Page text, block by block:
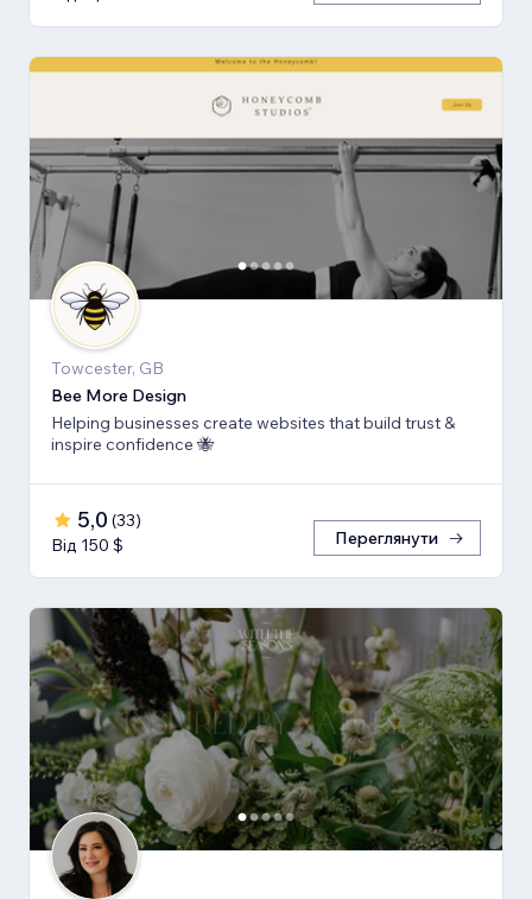
Towcester, GB
Bee More Design
Helping businesses create websites that build trust &
inspire confidence 🐝
5,0 (33)
Від 150 $
Переглянути